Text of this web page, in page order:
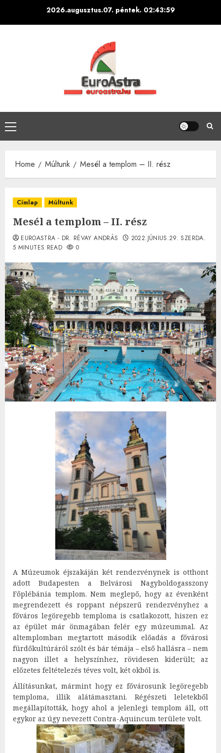
2026.augusztus.07. péntek. 02:44:00
Primary
Menu
Home Múltunk Mesél a templom – II. rész
Címlap Múltunk
Mesél a templom – II. rész
EUROASTRA - DR. RÉVAY ANDRÁS
2022.JÚNIUS.29. SZERDA.
5 MINUTES READ
0
A Múzeumok éjszakáján két rendezvénynek is otthont
adott Budapesten a Belvárosi Nagyboldogasszony
Főplébánia templom. Nem meglepő, hogy az évenként
megrendezett és roppant népszerű rendezvényhez a
főváros legöregebb temploma is csatlakozott, hiszen ez
az épület már önmagában felér egy múzeummal. Az
altemplomban megtartott második előadás a fővárosi
fürdőkultúráról szólt és bár témája – első hallásra – nem
nagyon illet a helyszínhez, rövidesen kiderült; az
előzetes feltételezés téves volt, két okból is.
Állításunkat, mármint hogy ez fővárosunk legöregebb
temploma, illik alátámasztani. Régészeti leletekből
megállapították, hogy ahol a jelenlegi templom áll, ott
egykor az úgy nevezett Contra-Aquincum területe volt.